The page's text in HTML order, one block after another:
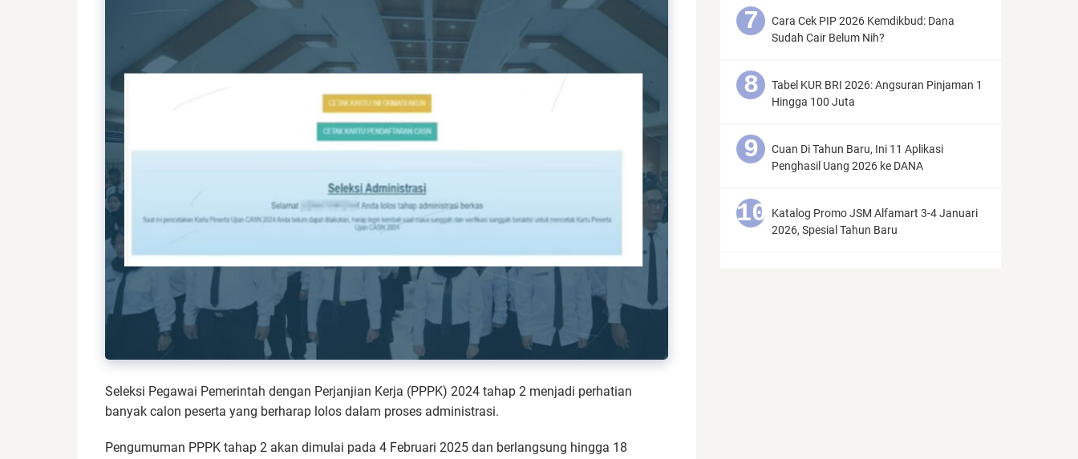
Seleksi Pegawai Pemerintah dengan Perjanjian Kerja (PPPK) 2024 tahap 2 menjadi perhatian
banyak calon peserta yang berharap lolos dalam proses administrasi.
Pengumuman PPPK tahap 2 akan dimulai pada 4 Februari 2025 dan berlangsung hingga 18
Cara Cek PIP 2026 Kemdikbud: Dana
Sudah Cair Belum Nih?
Tabel KUR BRI 2026: Angsuran Pinjaman 1
Hingga 100 Juta
Cuan Di Tahun Baru, Ini 11 Aplikasi
Penghasil Uang 2026 ke DANA
Katalog Promo JSM Alfamart 3-4 Januari
2026, Spesial Tahun Baru